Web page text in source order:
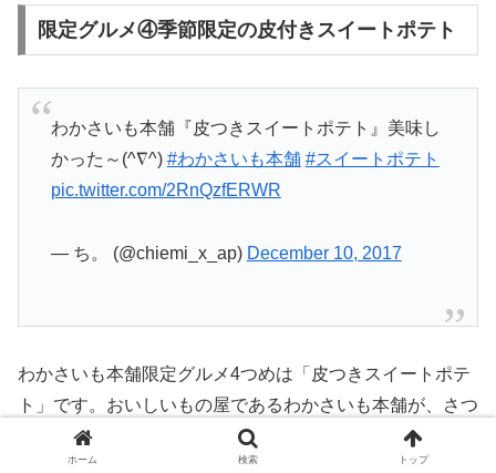
限定グルメ④季節限定の皮付きスイートポテト
わかさいも本舗『皮つきスイートポテト』美味し
かった～(^∇^) #わかさいも本舗 #スイートポテト
pic.twitter.com/2RnQzfERWR
— ち。 (@chiemi_x_ap) December 10, 2017
わかさいも本舗限定グルメ4つめは「皮つきスイートポテ
ト」です。おいしいもの屋であるわかさいも本舗が、さつ
まいもを使用してお菓子を作るとしたらどのようなお菓子
ができるかという想いから、皮つきスイートポテトが誕生
ホーム 検索 トップ